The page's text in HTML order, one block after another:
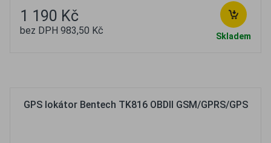
1 190 Kč
bez DPH 983,50 Kč Skladem
GPS lokátor Bentech TK816 OBDII GSM/GPRS/GPS